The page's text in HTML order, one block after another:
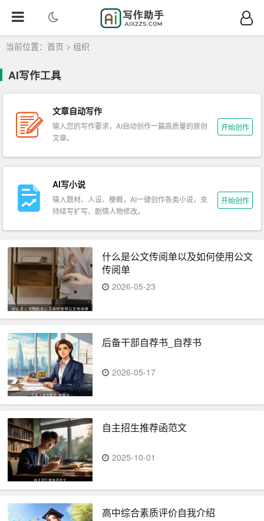
当前位置： 首页 > 组织
AI写作工具
文章自动写作
输入您的写作要求，AI自动创作一篇高质量的原创
文章。
开始创作
AI写小说
输入题材、人设、梗概，AI一键创作各类小说，支
持续写扩写、剧情人物修改。
开始创作
什么是公文传阅单以及如何使用公文
传阅单
2026-05-23
后备干部自荐书_自荐书
2026-05-17
自主招生推荐函范文
2025-10-01
高中综合素质评价自我介绍